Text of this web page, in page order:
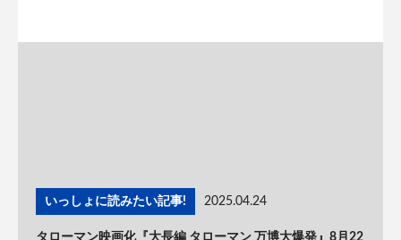
いっしょに読みたい記事! 2025.04.24